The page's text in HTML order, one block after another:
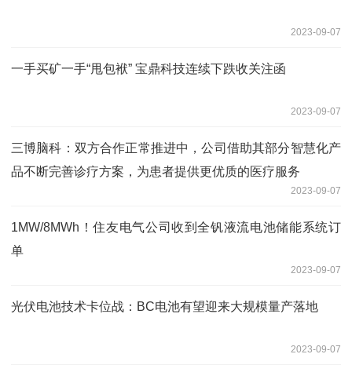
2023-09-07
一手买矿一手“甩包袱” 宝鼎科技连续下跌收关注函
2023-09-07
三博脑科：双方合作正常推进中，公司借助其部分智慧化产
品不断完善诊疗方案，为患者提供更优质的医疗服务
2023-09-07
1MW/8MWh！住友电气公司收到全钒液流电池储能系统订
单
2023-09-07
光伏电池技术卡位战：BC电池有望迎来大规模量产落地
2023-09-07